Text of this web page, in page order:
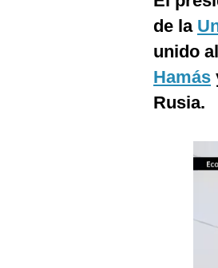
de la
unido
Hamás
Rusia.